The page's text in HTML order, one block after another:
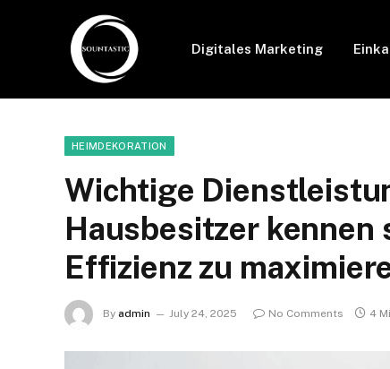
Digitales Marketing
HEIMDEKORATION
Wichtige
Hausbesitzer kennen
Effizienz zu
By admin July 24, 2025 No Comments 4